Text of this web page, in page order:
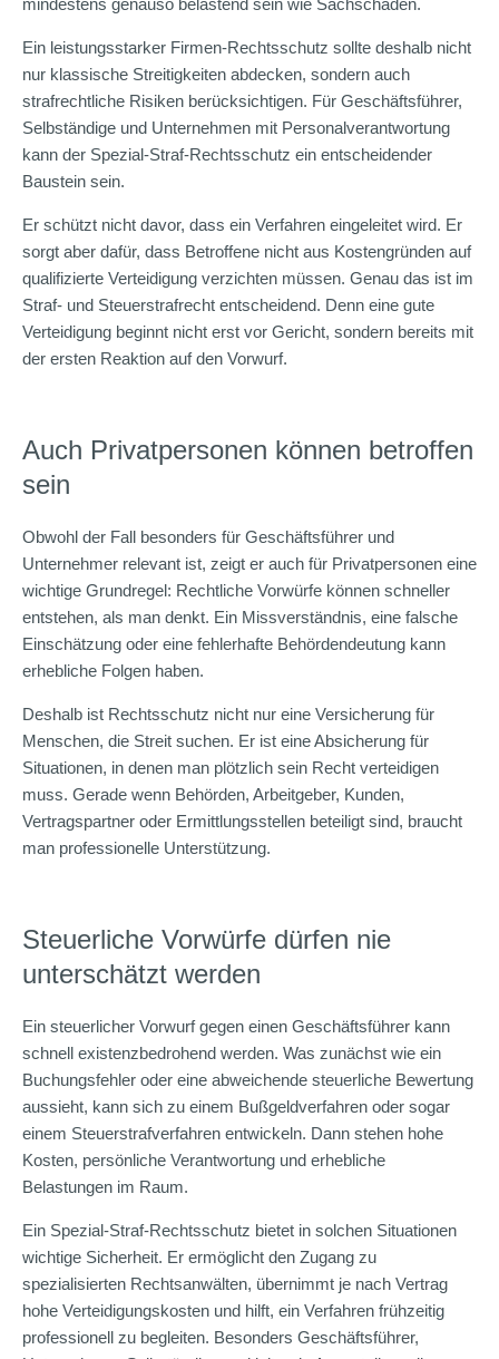
mindestens genauso belastend sein wie Sachschäden.
Ein leistungsstarker Firmen-Rechtsschutz sollte deshalb nicht
nur klassische Streitigkeiten abdecken, sondern auch
strafrechtliche Risiken berücksichtigen. Für Geschäftsführer,
Selbständige und Unternehmen mit Personalverantwortung
kann der Spezial-Straf-Rechtsschutz ein entscheidender
Baustein sein.
Er schützt nicht davor, dass ein Verfahren eingeleitet wird. Er
sorgt aber dafür, dass Betroffene nicht aus Kostengründen auf
qualifizierte Verteidigung verzichten müssen. Genau das ist im
Straf- und Steuerstrafrecht entscheidend. Denn eine gute
Verteidigung beginnt nicht erst vor Gericht, sondern bereits mit
der ersten Reaktion auf den Vorwurf.
Auch Privatpersonen können betroffen
sein
Obwohl der Fall besonders für Geschäftsführer und
Unternehmer relevant ist, zeigt er auch für Privatpersonen eine
wichtige Grundregel: Rechtliche Vorwürfe können schneller
entstehen, als man denkt. Ein Missverständnis, eine falsche
Einschätzung oder eine fehlerhafte Behördendeutung kann
erhebliche Folgen haben.
Deshalb ist Rechtsschutz nicht nur eine Versicherung für
Menschen, die Streit suchen. Er ist eine Absicherung für
Situationen, in denen man plötzlich sein Recht verteidigen
muss. Gerade wenn Behörden, Arbeitgeber, Kunden,
Vertragspartner oder Ermittlungsstellen beteiligt sind, braucht
man professionelle Unterstützung.
Steuerliche Vorwürfe dürfen nie
unterschätzt werden
Ein steuerlicher Vorwurf gegen einen Geschäftsführer kann
schnell existenzbedrohend werden. Was zunächst wie ein
Buchungsfehler oder eine abweichende steuerliche Bewertung
aussieht, kann sich zu einem Bußgeldverfahren oder sogar
einem Steuerstrafverfahren entwickeln. Dann stehen hohe
Kosten, persönliche Verantwortung und erhebliche
Belastungen im Raum.
Ein Spezial-Straf-Rechtsschutz bietet in solchen Situationen
wichtige Sicherheit. Er ermöglicht den Zugang zu
spezialisierten Rechtsanwälten, übernimmt je nach Vertrag
hohe Verteidigungskosten und hilft, ein Verfahren frühzeitig
professionell zu begleiten. Besonders Geschäftsführer,